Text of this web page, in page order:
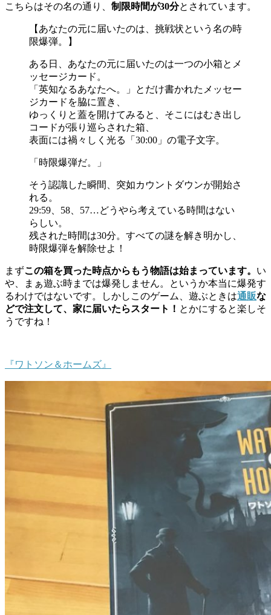
こちらはその名の通り、 制限時間が30分とされています。
【あなたの元に届いたのは、挑戦状という名の時
限爆弾。】
ある日、あなたの元に届いたのは一つの小箱とメ
ッセージカード。
「英知なるあなたへ。」とだけ書かれたメッセー
ジカードを脇に置き、
ゆっくりと蓋を開けてみると、そこにはむき出し
コードが張り巡らされた箱、
表面には禍々しく光る「30:00」の電子文字。
「時限爆弾だ。」
そう認識した瞬間、突如カウントダウンが開始さ
れる。
29:59、58、57…どうやら考えている時間はない
らしい。
残された時間は30分。すべての謎を解き明かし、
時限爆弾を解除せよ！
まずこの箱を買った時点からもう物語は始まっています。 い
や、まぁ遊ぶ時までは爆発しません。というか本当に爆発す
るわけではないです。しかしこのゲーム、遊ぶときは通販な
どで注文して、家に届いたらスタート！ とかにすると楽しそ
うですね！
『ワトソン＆ホームズ』